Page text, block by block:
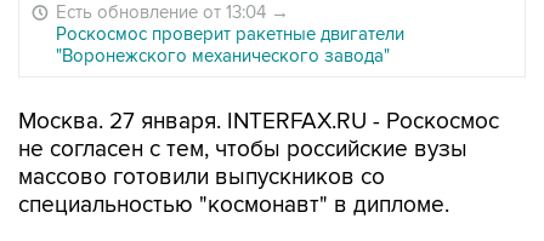
Есть обновление от 13:04 →
Роскосмос проверит ракетные двигатели
"Воронежского механического завода"
Москва. 27 января. INTERFAX.RU - Роскосмос
не согласен с тем, чтобы российские вузы
массово готовили выпускников со
специальностью "космонавт" в дипломе.